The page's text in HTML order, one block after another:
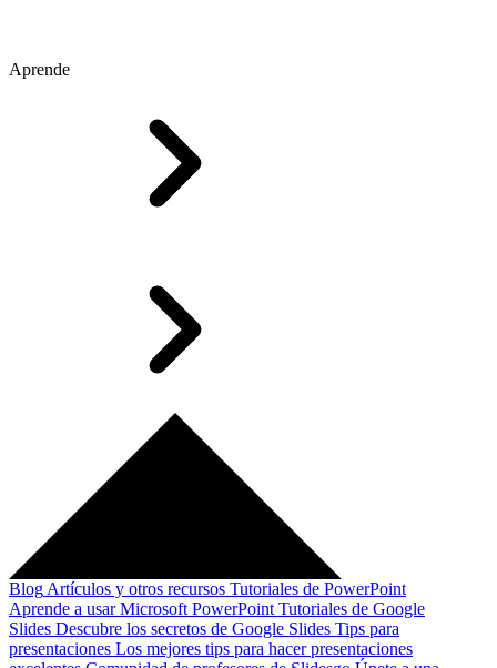
Aprende
Blog Artículos y otros recursos Tutoriales de PowerPoint
Aprende a usar Microsoft PowerPoint Tutoriales de Google
Slides Descubre los secretos de Google Slides Tips para
presentaciones Los mejores tips para hacer presentaciones